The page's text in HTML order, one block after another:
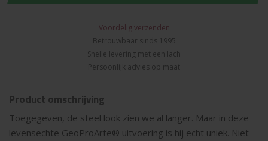
Voordelig verzenden
Betrouwbaar sinds 1995
Snelle levering met een lach
Persoonlijk advies op maat
Product omschrijving
Toegegeven, de steel look zien we al langer. Maar in deze
levensechte GeoProArte® uitvoering is hij echt uniek. Niet